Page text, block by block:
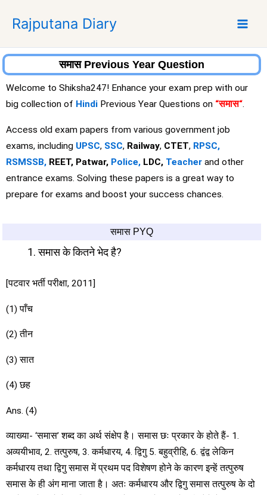
p
Rajputana Diary
समास Previous Year Question
Welcome to Shiksha247! Enhance your exam prep with our
big collection of Hindi Previous Year Questions on “समास“.
Access old exam papers from various government job
exams, including UPSC, SSC, Railway, CTET, RPSC,
RSMSSB, REET, Patwar, Police, LDC, Teacher and other
entrance exams. Solving these papers is a great way to
prepare for exams and boost your success chances.
समास PYQ
समास के कितने भेद है?
[पटवार भर्ती परीक्षा, 2011]
(1) पाँच
(2) तीन
(3) सात
(4) छह
Ans. (4)
व्याख्या- ‘समास’ शब्द का अर्थ संक्षेप है। समास छः प्रकार के होते हैं- 1.
अव्ययीभाव, 2. तत्पुरुष, 3. कर्मधारय, 4. द्विगु 5. बहुव्रीहि, 6. द्वंद्व लेकिन
कर्मधारय तथा द्विगु समास में प्रथम पद विशेषण होने के कारण इन्हें तत्पुरुष
समास के ही अंग माना जाता है। अतः कर्मधारय और द्विगु समास तत्पुरुष के दो